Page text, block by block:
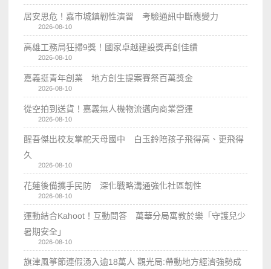
居安思危！嘉市城鎮韌性演習 考驗通訊中斷應變力
2026-08-10
高雄工務局狂掃9獎！國家卓越建設獎再創佳績
2026-08-10
嘉義挺青年創業 地方創生提案賽祭百萬獎金
2026-08-10
從空拍到送貨！嘉義無人機物流邁向商業營運
2026-08-10
醒吾傑出校友掌舵天母國中 白玉鈴陪孩子飛得高、更飛得
久
2026-08-10
花蓮後備攜手民防 深化戰略溝通強化社區韌性
2026-08-10
運動結合Kahoot！互動問答 萬華分局寓教於樂「守護兒少
暑期安全」
2026-08-10
旗津風箏節連假湧入逾18萬人 觀光局:帶動地方經濟強勢成